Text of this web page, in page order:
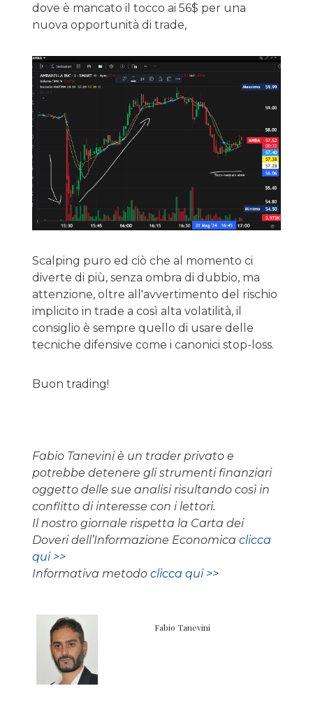
dove è mancato il tocco ai 56$ per una
nuova opportunità di trade,
Scalping puro ed ciò che al momento ci
diverte di più, senza ombra di dubbio, ma
attenzione, oltre all'avvertimento del rischio
implicito in trade a così alta volatilità, il
consiglio è sempre quello di usare delle
tecniche difensive come i canonici stop-loss.
Buon trading!
Fabio Tanevini è un trader privato e
potrebbe detenere gli strumenti finanziari
oggetto delle sue analisi risultando così in
conflitto di interesse con i lettori.
Il nostro giornale rispetta la Carta dei
Doveri dell’Informazione Economica clicca
qui >>
Informativa metodo clicca qui >>
Fabio Tanevini